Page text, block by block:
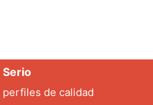
Serio
perfiles de calidad